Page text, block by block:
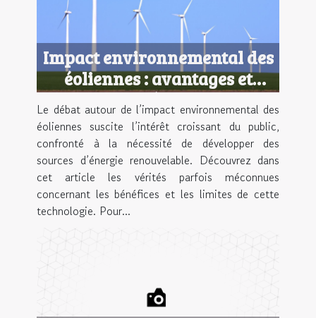
Impact environnemental des
éoliennes : avantages et
inconvénients ?
Le débat autour de l’impact environnemental des
éoliennes suscite l’intérêt croissant du public,
confronté à la nécessité de développer des
sources d’énergie renouvelable. Découvrez dans
cet article les vérités parfois méconnues
concernant les bénéfices et les limites de cette
technologie. Pour...